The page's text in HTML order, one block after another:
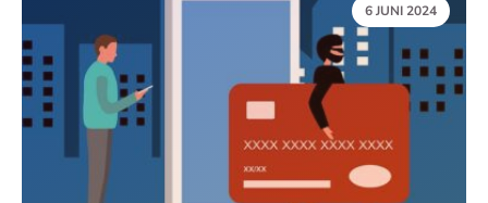
DATUM:
6 JUNI 2024